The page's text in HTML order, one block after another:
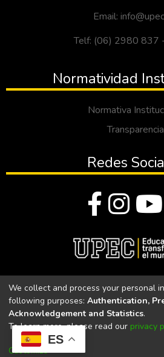
ES
Email:
Telf: (06) 2980 837
Normatividad
Normativa
Transparencia
Redes
Universidad Politécnica
Universidad Politécnica Estatal del
CACES Resolución N°. 160-
We collect and process your personal
following purposes: Authentication,
Acknowledgement and Statistics.
To learn more, please read our privacy
Customize